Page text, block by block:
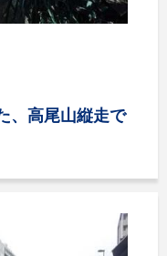
、高尾山縦走で